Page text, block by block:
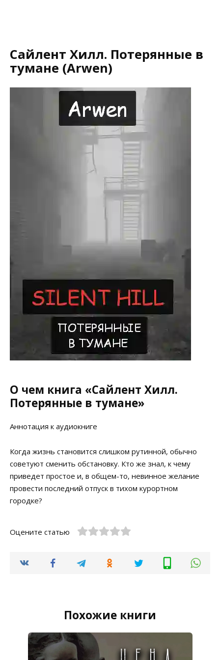
Сайлент Хилл. Потерянные в
тумане (Аrwen)
О чем книга «Сайлент Хилл.
Потерянные в тумане»
Аннотация к аудиокниге
Когда жизнь становится слишком рутинной, обычно
советуют сменить обстановку. Кто же знал, к чему
приведет простое и, в общем-то, невинное желание
провести последний отпуск в тихом курортном
городке?
Оцените статью
Похожие книги